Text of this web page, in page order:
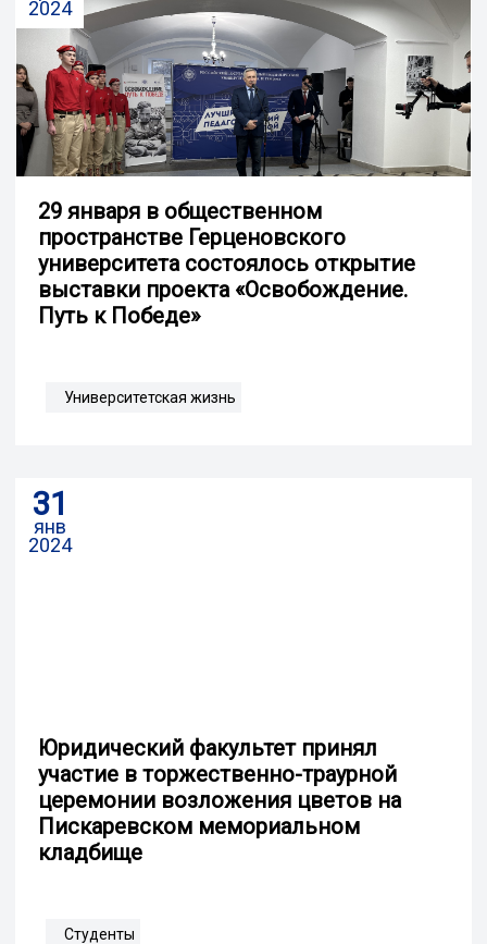
2024
29 января в общественном
пространстве Герценовского
университета состоялось открытие
выставки проекта «Освобождение.
Путь к Победе»
Университетская жизнь
31
янв
2024
Юридический факультет принял
участие в торжественно-траурной
церемонии возложения цветов на
Пискаревском мемориальном
кладбище
Студенты